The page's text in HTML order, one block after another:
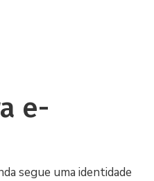
e-
segue uma identidade